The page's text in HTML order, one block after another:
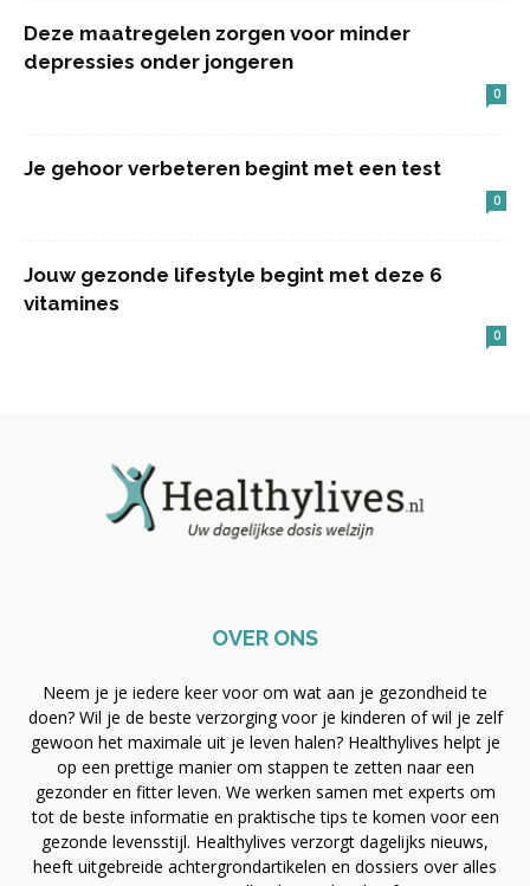
Deze maatregelen zorgen voor minder
depressies onder jongeren
0
Je gehoor verbeteren begint met een test
0
Jouw gezonde lifestyle begint met deze 6
vitamines
0
OVER ONS
Neem je je iedere keer voor om wat aan je gezondheid te
doen? Wil je de beste verzorging voor je kinderen of wil je zelf
gewoon het maximale uit je leven halen? Healthylives helpt je
op een prettige manier om stappen te zetten naar een
gezonder en fitter leven. We werken samen met experts om
tot de beste informatie en praktische tips te komen voor een
gezonde levensstijl. Healthylives verzorgt dagelijks nieuws,
heeft uitgebreide achtergrondartikelen en dossiers over alles